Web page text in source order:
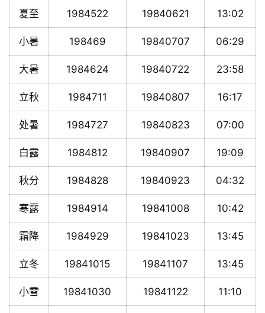
夏至 1984522 19840621 13:02
小暑 198469 19840707 06:29
大暑 1984624 19840722 23:58
立秋 1984711 19840807 16:17
处暑 1984727 19840823 07:00
白露 1984812 19840907 19:09
秋分 1984828 19840923 04:32
寒露 1984914 19841008 10:42
霜降 1984929 19841023 13:45
立冬 19841015 19841107 13:45
小雪 19841030 19841122 11:10